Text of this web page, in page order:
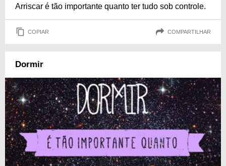
Arriscar é tão importante quanto ter tudo sob controle.
COPIAR COMPARTILHAR
Dormir